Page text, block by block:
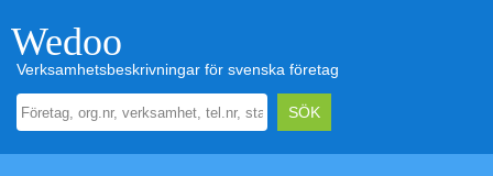
Wedoo
Verksamhetsbeskrivningar för svenska företag